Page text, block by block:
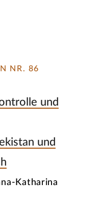
NR. 86
und
und
Katharina